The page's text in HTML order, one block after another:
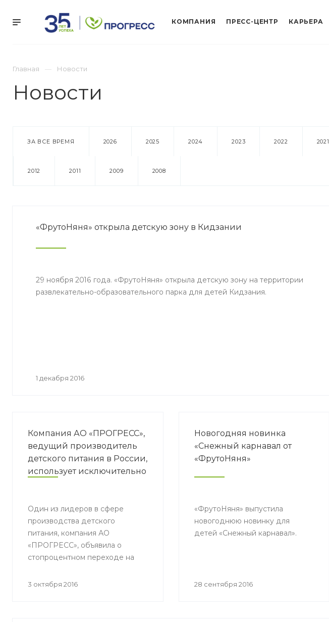
КОМПАНИЯ ПРЕСС-ЦЕНТР КАРЬЕРА
Главная Новости
Новости
ЗА ВСЕ ВРЕМЯ 2026 2025 2024 2023 2022 2021
2012 2011 2009 2008
«ФрутоНяня» открыла детскую зону в Кидзании
29 ноября 2016 года. «ФрутоНяня» открыла детскую зону на территории
развлекательно-образовательного парка для детей Кидзания.
1 декабря 2016
Компания АО «ПРОГРЕСС»,
ведущий производитель
детского питания в России,
использует исключительно
своей продукции
Один из лидеров в сфере
производства детского
питания, компания АО
«ПРОГРЕСС», объявила о
стопроцентном переходе на
упаковку Tetra Pak.
3 октября 2016
Новогодняя новинка
«Снежный карнавал от
«ФрутоНяня»
«ФрутоНяня» выпустила
новогоднюю новинку для
детей «Снежный карнавал».
28 сентября 2016